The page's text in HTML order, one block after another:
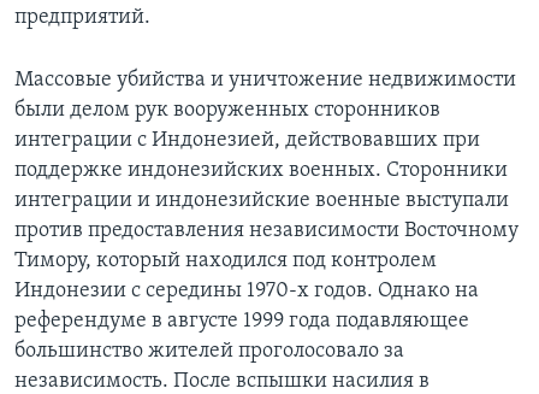
Языки
предприятий.
Массовые убийства и уничтожение недвижимости
были делом рук вооруженных сторонников
интеграции с Индонезией, действовавших при
поддержке индонезийских военных. Сторонники
интеграции и индонезийские военные выступали
против предоставления независимости Восточному
Тимору, который находился под контролем
Индонезии с середины 1970-х годов. Однако на
референдуме в августе 1999 года подавляющее
большинство жителей проголосовало за
независимость. После вспышки насилия в